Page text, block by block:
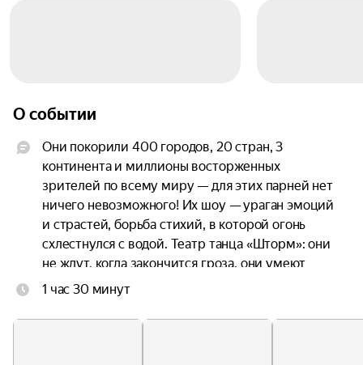
О событии
Они покорили 400 городов, 20 стран, 3
континента и миллионы восторженных
зрителей по всему миру — для этих парней нет
ничего невозможного! Их шоу — ураган эмоций
и страстей, борьба стихий, в которой огонь
схлестнулся с водой. Театр танца «Шторм»: они
не ждут, когда закончится гроза, они умеют
танцевать под дождем.
«Шоу под дождём» — уникальный танцевальный
1 час 30 минут